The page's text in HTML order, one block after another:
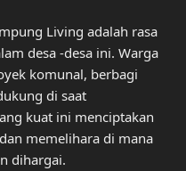
Living adalah rasa
desa -desa ini. Warga
komunal, berbagi
di saat
kuat ini menciptakan
memelihara di mana
dihargai.